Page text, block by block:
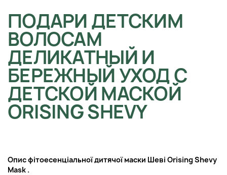
ПОДАРИ ДЕТСКИМ
ВОЛОСАМ
ДЕЛИКАТНЫЙ И
БЕРЕЖНЫЙ УХОД С
ДЕТСКОЙ МАСКОЙ
ORISING SHEVY
Опис фітоесенціальної дитячої маски Шеві Orising Shevy
Mask .